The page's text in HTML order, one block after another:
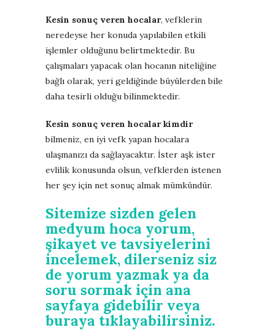
Kesin sonuç veren hocalar, vefklerin
neredeyse her konuda yapılabilen etkili
işlemler olduğunu belirtmektedir. Bu
çalışmaları yapacak olan hocanın niteliğine
bağlı olarak, yeri geldiğinde büyülerden bile
daha tesirli olduğu bilinmektedir.
Kesin sonuç veren hocalar kimdir
bilmeniz, en iyi vefk yapan hocalara
ulaşmanızı da sağlayacaktır. İster aşk ister
evlilik konusunda olsun, vefklerden istenen
her şey için net sonuç almak mümkündür.
Sitemize sizden gelen
medyum hoca yorum,
şikayet ve tavsiyelerini
incelemek, dilerseniz siz
de yorum yazmak ya da
soru sormak için ana
sayfaya gidebilir veya
buraya tıklayabilirsiniz.